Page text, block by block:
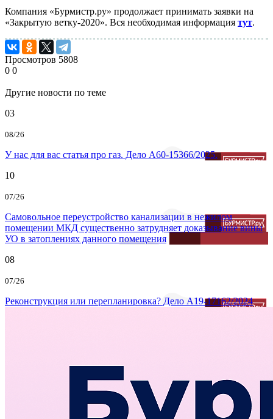
Компания «Бурмистр.ру» продолжает принимать заявки на
«Закрытую ветку-2020». Вся необходимая информация тут.
Просмотров 5808
0 0
Другие новости по теме
03
08/26
У нас для вас статья про газ. Дело А60-15366/2025.
10
07/26
Самовольное переустройство канализации в нежилом
помещении МКД существенно затрудняет доказывание вины
УО в затоплениях данного помещения
08
07/26
Реконструкция или перепланировка? Дело А19-17162/2024